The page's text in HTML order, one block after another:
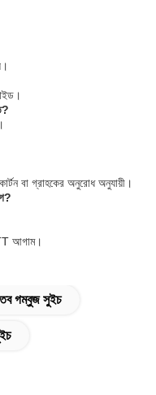
বা গ্রাহকের অনুরোধ অনুযায়ী।
আগাম।
গম্বুজ সুইচ